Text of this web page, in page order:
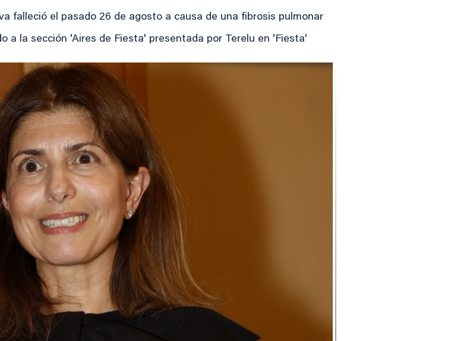
falleció el pasado 26 de agosto a causa de una fibrosis pulmonar
a la sección 'Aires de Fiesta' presentada por Terelu en 'Fiesta'